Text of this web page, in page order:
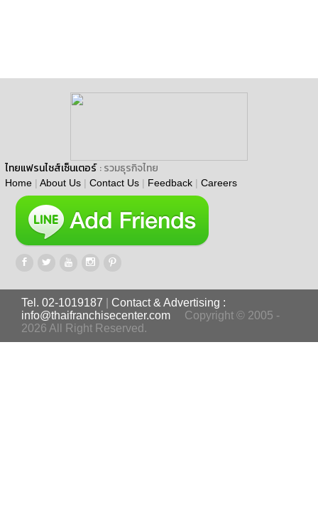
ไทยแฟรนไชส์เซ็นเตอร์ : รวมธุรกิจไทย
Home | About Us | Contact Us | Feedback | Careers
Tel. 02-1019187
Contact & Advertising :
info@thaifranchisecenter.com
Copyright © 2005 -
2026 All Right Reserved.